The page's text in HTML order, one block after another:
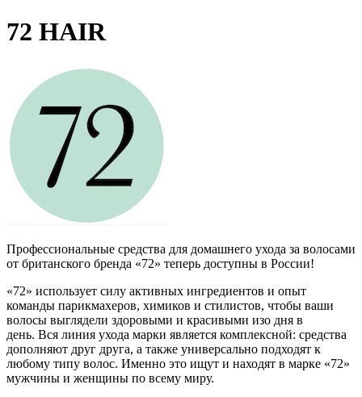
72 HAIR
Профессиональные средства для домашнего ухода за волосами
от британского бренда «72» теперь доступны в России!
«72» использует силу активных ингредиентов и опыт
команды парикмахеров, химиков и стилистов, чтобы ваши
волосы выглядели здоровыми и красивыми изо дня в
день. Вся линия ухода марки является комплексной: средства
дополняют друг друга, а также универсально подходят к
любому типу волос. Именно это ищут и находят в марке «72»
мужчины и женщины по всему миру.